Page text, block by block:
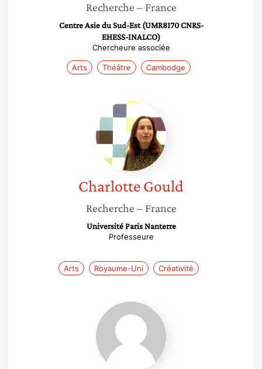
Recherche – France
Centre Asie du Sud-Est (UMR8170 CNRS-
EHESS-INALCO)
Chercheure associée
Arts Théâtre Cambodge
Charlotte
Gould
CharlotteGould
Recherche – France
Université Paris Nanterre
Professeure
Arts Royaume-Uni Créativité
Cécile
Eloir